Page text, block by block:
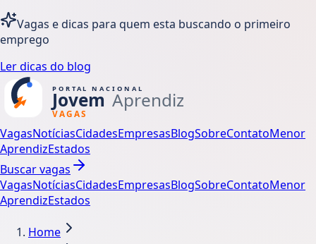
Vagas e dicas para quem esta buscando o primeiro
emprego
Ler dicas do blog
VagasNotíciasCidadesEmpresasBlogSobreContatoMenor
AprendizEstados
Buscar vagas
VagasNotíciasCidadesEmpresasBlogSobreContatoMenor
AprendizEstados
Home